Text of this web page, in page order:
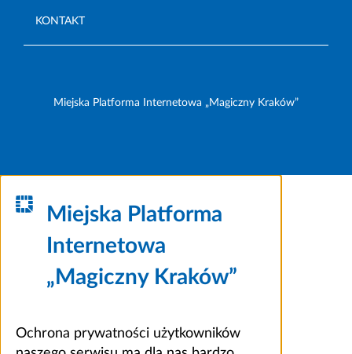
KONTAKT
Miejska Platforma Internetowa „Magiczny Kraków”
Miejska Platforma
Internetowa
„Magiczny Kraków”
Ochrona prywatności użytkowników